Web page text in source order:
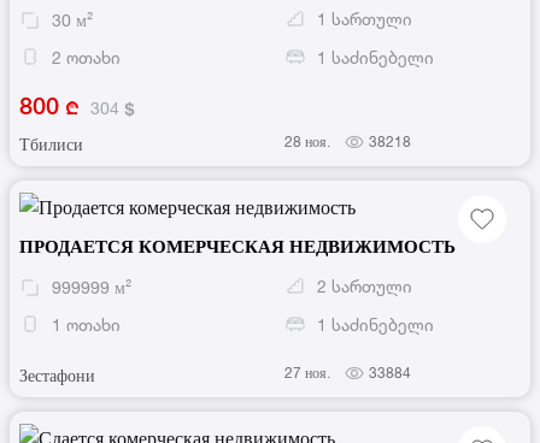
30 м² 1 სართული
2 ოთახი 1 საძინებელი
800
304
Тбилиси
28 ноя. 38218
ПРОДАЕТСЯ КОМЕРЧЕСКАЯ НЕДВИЖИМОСТЬ
999999 м² 2 სართული
1 ოთახი 1 საძინებელი
Зестафони 27 ноя. 33884